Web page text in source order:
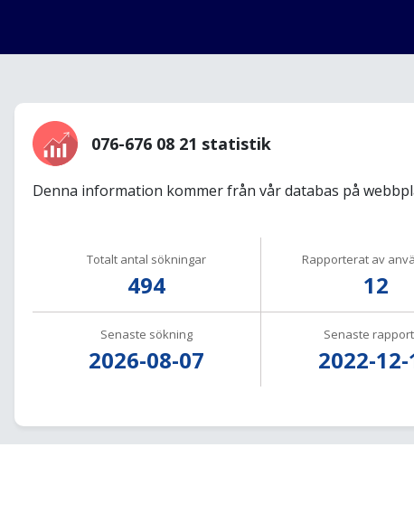
076-676 08 21 statistik
Denna information kommer från vår databas på
Totalt antal sökningar
494
Rapporterat av
12
Senaste sökning
2026-08-07
Senaste
2022-12-